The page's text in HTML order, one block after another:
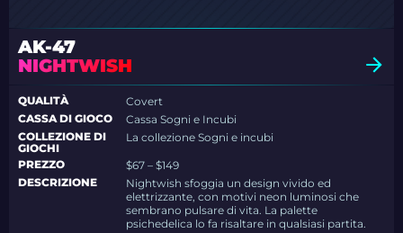
AK-47
NIGHTWISH
QUALITÀ
Covert
CASSA DI GIOCO
Cassa Sogni e Incubi
COLLEZIONE DI
GIOCHI
La collezione Sogni e incubi
PREZZO
$67 – $149
DESCRIZIONE
Nightwish sfoggia un design vivido ed
elettrizzante, con motivi neon luminosi che
sembrano pulsare di vita. La palette
psichedelica lo fa risaltare in qualsiasi partita.